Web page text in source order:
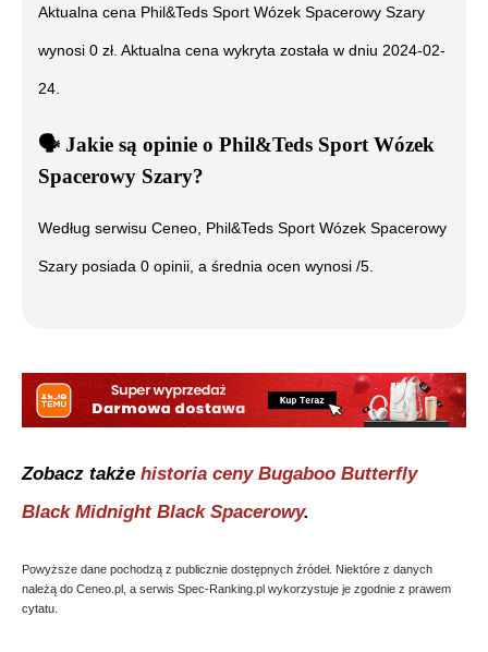
Aktualna cena Phil&Teds Sport Wózek Spacerowy Szary
wynosi 0 zł. Aktualna cena wykryta została w dniu 2024-02-
24
🗣️ ️ Jakie są opinie o Phil&Teds Sport Wózek
Spacerowy Szary?
Według serwisu Ceneo, Phil&Teds Sport Wózek Spacerowy
Szary posiada 0 opinii, a średnia ocen wynosi /5.
Zobacz także historia ceny Bugaboo Butterfly
Black Midnight Black Spacerowy.
Powyższe dane pochodzą z publicznie dostępnych źródeł. Niektóre z danych
należą do Ceneo.pl, a serwis Spec-Ranking.pl wykorzystuje je zgodnie z prawem
cytatu.